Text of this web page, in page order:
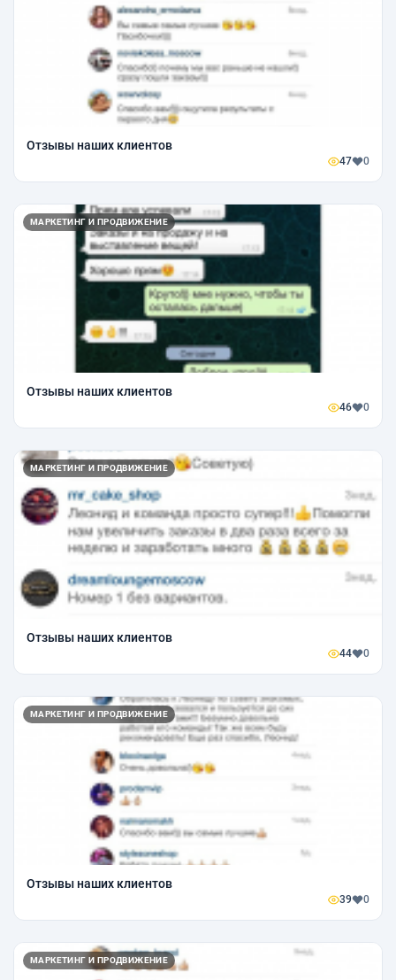
Отзывы наших клиентов
47 0
МАРКЕТИНГ И ПРОДВИЖЕНИЕ
Отзывы наших клиентов
46 0
МАРКЕТИНГ И ПРОДВИЖЕНИЕ
Отзывы наших клиентов
44 0
МАРКЕТИНГ И ПРОДВИЖЕНИЕ
Отзывы наших клиентов
39 0
МАРКЕТИНГ И ПРОДВИЖЕНИЕ